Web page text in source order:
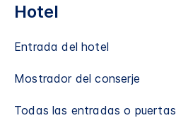
Hotel
Entrada del hotel
Mostrador del conserje
Todas las entradas o puertas